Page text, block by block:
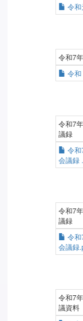
令
令和7
令
令和7
議録
令
会議録
令和7
議録
令
会議録
令和7
議資料